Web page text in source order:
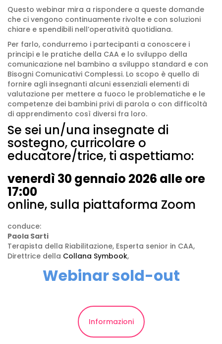
Questo webinar mira a rispondere a queste domande
che ci vengono continuamente rivolte e con soluzioni
chiare e spendibili nell’operatività quotidiana.
Per farlo, condurremo i partecipanti a conoscere i
principi e le pratiche della CAA e lo sviluppo della
comunicazione nel bambino a sviluppo standard e con
Bisogni Comunicativi Complessi. Lo scopo è quello di
fornire agli insegnanti alcuni essenziali elementi di
valutazione per mettere a fuoco le problematiche e le
competenze dei bambini privi di parola o con difficoltà
di apprendimento così diversi fra loro.
Se sei un/una insegnate di
sostegno, curricolare o
educatore/trice, ti aspettiamo:
venerdì 30 gennaio 2026 alle ore
17:00
online, sulla piattaforma Zoom
conduce:
Paola Sarti
Terapista della Riabilitazione, Esperta senior in CAA,
Direttrice della Collana Symbook,
Webinar sold-out
Informazioni